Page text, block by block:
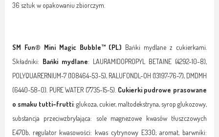
36 sztuk w opakowaniu zbiorczym.
SM Fun® Mini Magic Bubble™ (PL) Bańki mydlane z cukierkami.
Składniki: Bańki mydlane: LAURAMIDOPROPYL BETAINE (4292-10-8),
POLYQUARERNIUM-7 (108464-53-5), RALUFONDL-OH (13197-76-7), DMDMH
(6440-58-0). PURE WATER (7735-15-5). Cukierki pudrowe prasowane
o smaku tutti-frutti: glukoza, cukier, maltodekstryna, syrop glukozowy,
substancja przeciwzbrylająca: sole magnezowe kwasów tłuszczowych
E470b, regulator kwasowości: kwas cytrynowy E330; aromat, barwniki: